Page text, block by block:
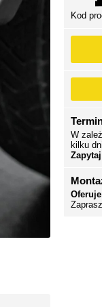
Kod
W
kilku